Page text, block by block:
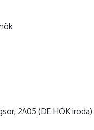
2A05 (DE HÖK iroda)